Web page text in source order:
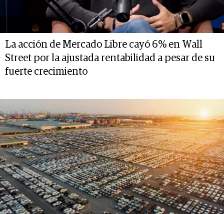
La acción de Mercado Libre cayó 6% en Wall
Street por la ajustada rentabilidad a pesar de su
fuerte crecimiento